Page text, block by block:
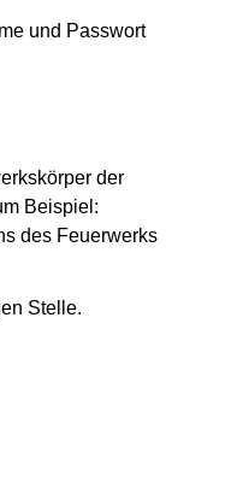
und Passwort
der
Beispiel:
des Feuerwerks
Stelle.